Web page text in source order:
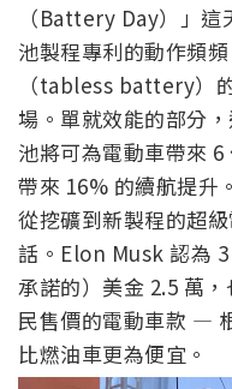
（Battery Day）」
池製程專利的動作頻
（tabless battery）
場。單就效能的部分
池將可為電動車帶來
帶來 16% 的續航提升
從挖礦到新製程的超
話。Elon Musk 認為
承諾的）美金 2.5 萬
民售價的電動車款 —
比燃油車更為便宜。